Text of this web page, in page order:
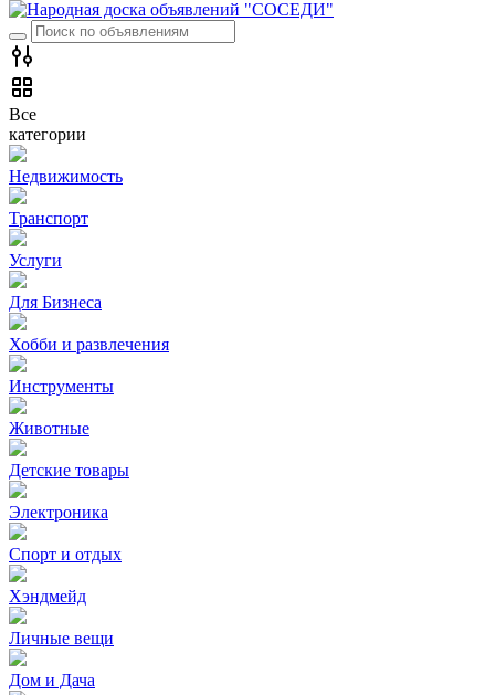
Все
категории
Недвижимость
Транспорт
Услуги
Для Бизнеса
Хобби и развлечения
Инструменты
Животные
Детские товары
Электроника
Спорт и отдых
Хэндмейд
Личные вещи
Дом и Дача